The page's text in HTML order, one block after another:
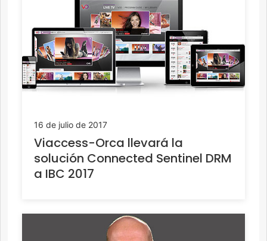
16 de julio de 2017
Viaccess-Orca llevará la
solución Connected Sentinel DRM
a IBC 2017